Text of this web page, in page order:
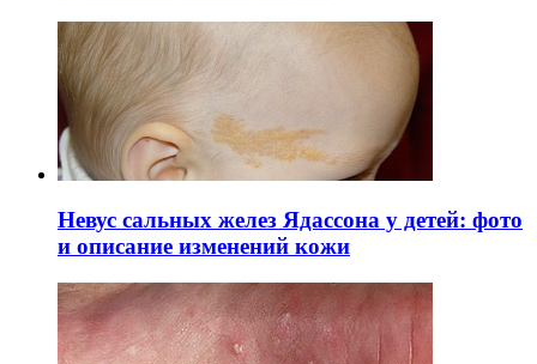
Невус сальных желез Ядассона у детей: фото
и описание изменений кожи